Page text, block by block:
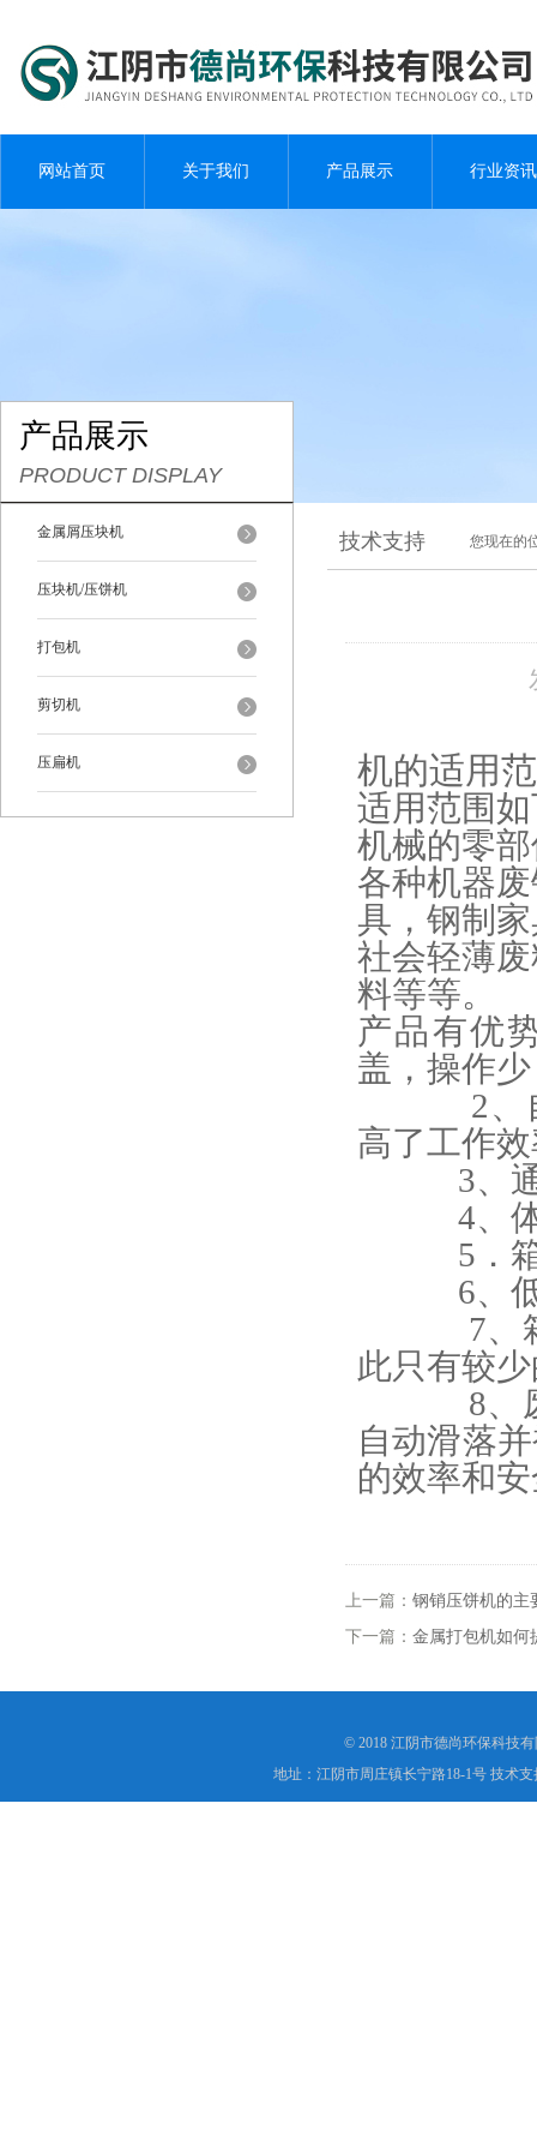
网站首页 关于我们 产品展示 行业资讯
产品展示
PRODUCT DISPLAY
金属屑压块机
压块机/压饼机
打包机
剪切机
压扁机
技术支持 您现在的
机的适用
适用范围
机械的零
各种机器
具，钢制
社会轻薄
料等等。
产品有优
盖，操作
2、自我
高了工作
3、通过
4、体积
5．箱式
6、低
7、箱式
此只有较
8、废料
自动滑落
的效率和
上一篇： 钢销压饼机的主
下一篇： 金属打包机如何
© 2018 江阴市德尚环保科技
地址：江阴市周庄镇长宁路18-1号 技术